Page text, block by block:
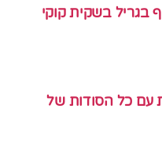
בגריל בשקית קוקי
עם כל הסודות של